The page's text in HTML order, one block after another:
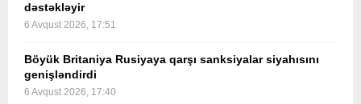
dəstəkləyir
6 Avqust 2026, 17:51
Böyük Britaniya Rusiyaya qarşı sanksiyalar siyahısını
genişləndirdi
6 Avqust 2026, 17:40